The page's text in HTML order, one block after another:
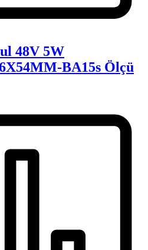
48V 5W
BA15s Ölçü